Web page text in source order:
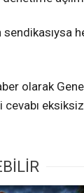
olarak
cevabı